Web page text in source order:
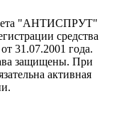
"АНТИСПРУТ"
средства
31.07.2001 года.
защищены. При
активная